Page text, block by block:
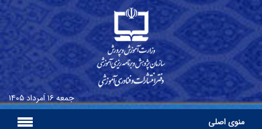
جمعه۱۶ اَمرداد ۱۴۰۵
منوی اصلی